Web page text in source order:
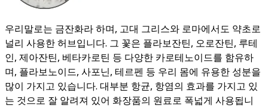
우리말로는 금잔화라 하며, 고대 그리스와 로마에서도 약초로
널리 사용한 허브입니다. 그 꽃은 플라보잔틴, 오로잔틴, 루테
인, 제아잔틴, 베타카로틴 등 다양한 카로테노이드를 함유하
며, 플라보노이드, 사포닌, 테르펜 등 우리 몸에 유용한 성분을
많이 가지고 있습니다. 대부분 항균, 항염의 효과를 가지고 있
는 것으로 잘 알려져 있어 화장품의 원료로 폭넓게 사용됩니